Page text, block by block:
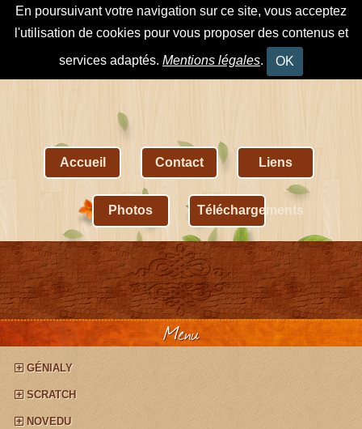
En poursuivant votre navigation sur ce site, vous acceptez
l'utilisation de cookies pour vous proposer des contenus et
services adaptés. Mentions légales. OK
Accueil Contact Liens
Photos Téléchargements
Menu
GÉNIALY
SCRATCH
NOVEDU